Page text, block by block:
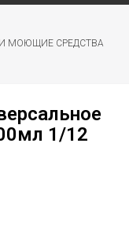
МОЮЩИЕ СРЕДСТВА
1/12